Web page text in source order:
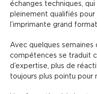
Formations
échanges techniques, qui
pleinement qualifiés pour
l’imprimante grand
Avec quelques
compétences se traduit
d’expertise, plus de
toujours plus pointu pour